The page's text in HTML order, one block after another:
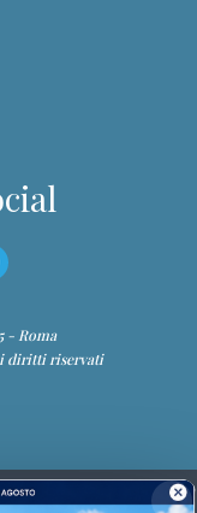
- Roma
diritti riservati
a trovare
👤 I miei corsi